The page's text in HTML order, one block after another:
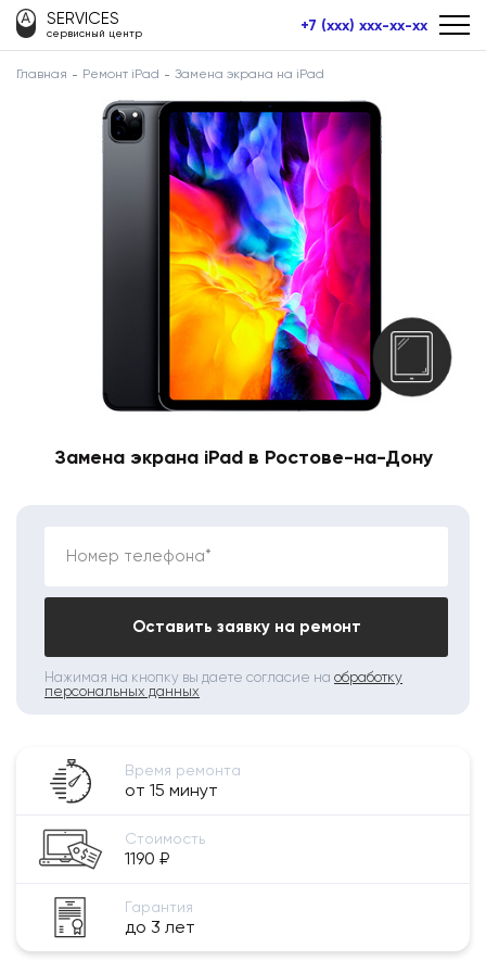
SERVICES
сервисный центр +7 (xxx) xxx-xx-xx
Главная Ремонт iPad Замена экрана на iPad
Замена экрана iPad в Ростове-на-Дону
Номер телефона*
Оставить заявку на ремонт
Нажимая на кнопку вы даете согласие на обработку
персональных данных
Время ремонта
от 15 минут
Стоимость
1190 ₽
Гарантия
до 3 лет